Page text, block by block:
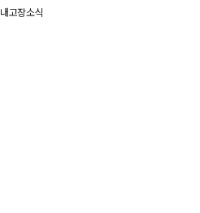
내고장소식